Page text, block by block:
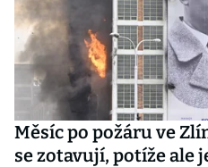
Měsíc po požáru ve
se zotavují, potíže ale